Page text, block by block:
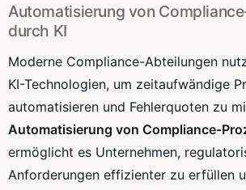
Automatisierung von
durch KI
Moderne Compliance-Abteilungen
KI-Technologien, um zeitaufwändige
automatisieren und Fehlerquoten zu
Automatisierung von Compliance-
ermöglicht es Unternehmen,
Anforderungen effizienter zu erfüllen